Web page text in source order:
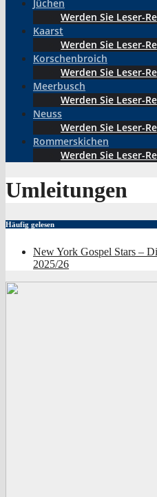
Jüchen
Werden Sie Leser-
Kaarst
Werden Sie Leser-
Korschenbroich
Werden Sie Leser-
Meerbusch
Werden Sie Leser-
Neuss
Werden Sie Leser-
Rommerskichen
Werden Sie Leser-
Umleitungen
Häufig gelesen
New York Gospel Stars –
2025/26